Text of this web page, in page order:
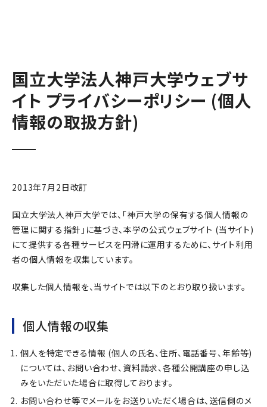
国立大学法人神戸大学ウェブサ
イト プライバシーポリシー (個人
情報の取扱方針)
2013年7月2日改訂
国立大学法人神戸大学では、「神戸大学の保有する個人情報の
管理に関する指針」に基づき、本学の公式ウェブサイト (当サイト)
にて提供する各種サービスを円滑に運用するために、サイト利用
者の個人情報を収集しています。
収集した個人情報を、当サイトでは以下のとおり取り扱います。
個人情報の収集
個人を特定できる情報 (個人の氏名、住所、電話番号、年齢等)
については、お問い合わせ、資料請求、各種公開講座の申し込
みをいただいた場合に取得しております。
お問い合わせ等でメールをお送りいただく場合は、送信側のメ